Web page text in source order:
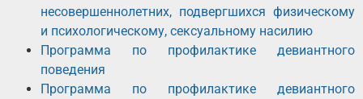
несовершеннолетних, подвергшихся физическому
и психологическому, сексуальному насилию
Программа по профилактике девиантного
поведения
Программа по профилактике девиантного